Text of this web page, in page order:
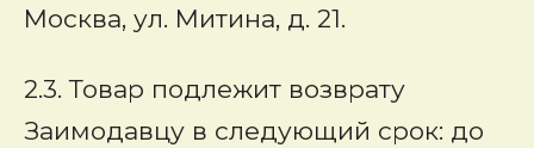
Москва, ул. Митина, д. 21.
2.3. Товар подлежит возврату
Заимодавцу в следующий срок: до